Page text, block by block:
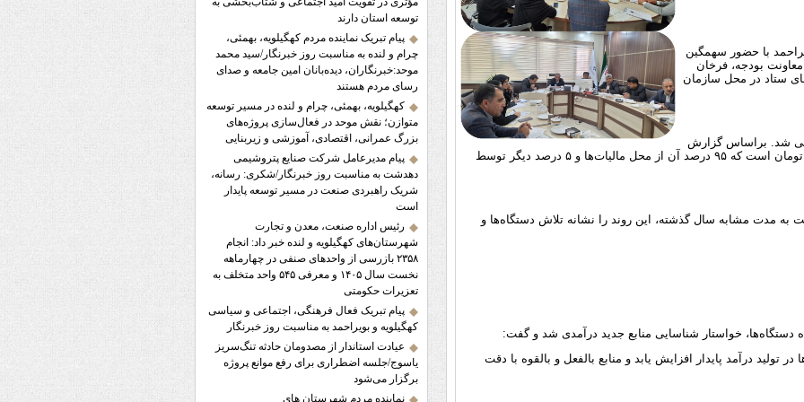
با حضور سهمگین
بودجه، فرخان
ستاد در محل سازمان
درآمدهای سال ۱۴۰۴ استان بررسی شد. براساس گزارش
ارائه‌شده، مجموع درآمد مصوب استان در سال جاری، ۳۲۷۱ میلیارد تومان است که ۹۵ درصد آن از محل مالیات‌ها و ۵ درصد دیگر توسط
درآمدهای استان نسبت به مدت مشابه سال گذشته، این روند را نشانه تلاش دستگاه‌ها و
خواستار شناسایی منابع جدید درآمدی شد و گفت:
درآمد پایدار افزایش یابد و منابع بالفعل و بالقوه با دقت
توسعه استان دارند
پیام تبریک نماینده مردم کهگیلویه، بهمئی،
چرام و لنده به مناسبت روز خبرنگار/سید محمد
موحد:خبرنگاران، دیده‌بانان امین جامعه و صدای
رسای مردم هستند
کهگیلویه، بهمئی، چرام و لنده در مسیر توسعه
متوازن؛ نقش موحد در فعال‌سازی پروژه‌های
بزرگ عمرانی، اقتصادی، آموزشی و زیربنایی
پیام مدیرعامل شرکت صنایع پتروشیمی
دهدشت به مناسبت روز خبرنگار/شکری: رسانه،
شریک راهبردی صنعت در مسیر توسعه پایدار
است
رئیس اداره صنعت، معدن و تجارت
شهرستان‌های کهگیلویه و لنده خبر داد: انجام
۲۳۵۸ بازرسی از واحدهای صنفی در چهارماهه
نخست سال ۱۴۰۵ و معرفی ۵۴۵ واحد متخلف به
تعزیرات حکومتی
پیام تبریک فعال فرهنگی، اجتماعی و سیاسی
کهگیلویه و بویراحمد به مناسبت روز خبرنگار
عیادت استاندار از مصدومان حادثه تنگ‌سریز
یاسوج/جلسه اضطراری برای رفع موانع پروژه
برگزار می‌شود
نماینده‌ مردم شهرستان های